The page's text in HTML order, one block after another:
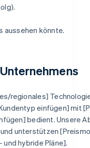
aussehen könnte.
regionales]
einfügen] mit
bedient. Unsere
unterstützen
hybride Pläne].